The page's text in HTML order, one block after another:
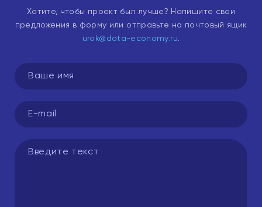
Хотите, чтобы проект был лучше? Напишите свои
предложения в форму или отправьте на почтовый ящик
urok@data-economy.ru.